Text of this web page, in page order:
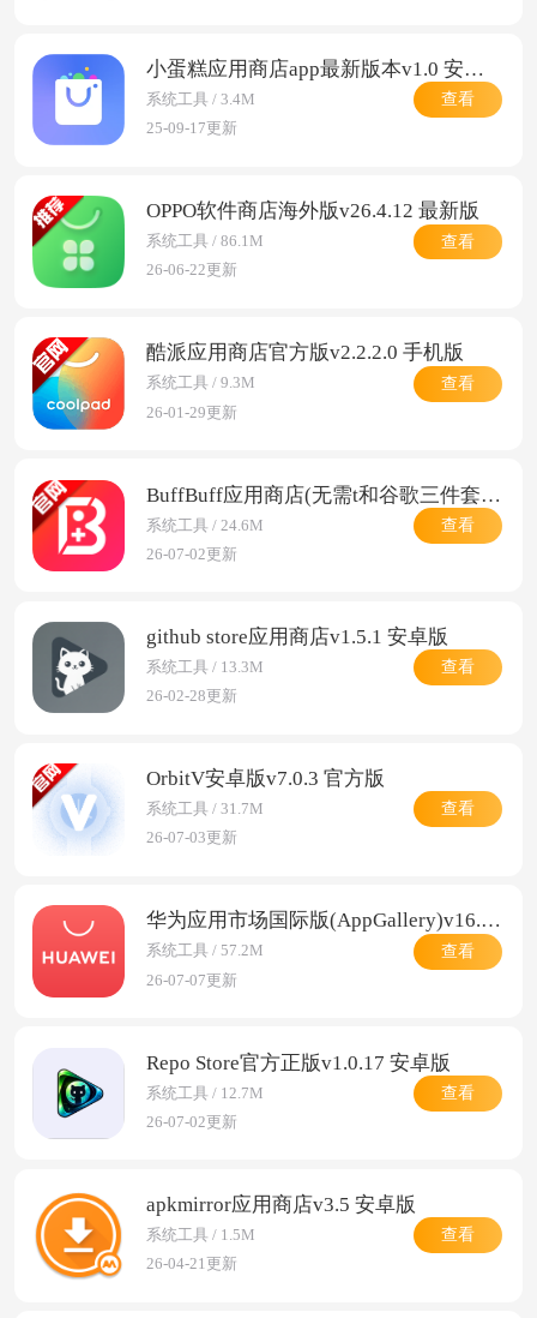
小蛋糕应用商店app最新版本v1.0 安卓版
系统工具 / 3.4M
25-09-17更新
查看
OPPO软件商店海外版v26.4.12 最新版
系统工具 / 86.1M
26-06-22更新
查看
酷派应用商店官方版v2.2.2.0 手机版
系统工具 / 9.3M
26-01-29更新
查看
BuffBuff应用商店(无需t和谷歌三件套)v1.01.3201 安卓版
系统工具 / 24.6M
26-07-02更新
查看
github store应用商店v1.5.1 安卓版
系统工具 / 13.3M
26-02-28更新
查看
OrbitV安卓版v7.0.3 官方版
系统工具 / 31.7M
26-07-03更新
查看
华为应用市场国际版(AppGallery)v16.4.1.301 安卓版
系统工具 / 57.2M
26-07-07更新
查看
Repo Store官方正版v1.0.17 安卓版
系统工具 / 12.7M
26-07-02更新
查看
apkmirror应用商店v3.5 安卓版
系统工具 / 1.5M
26-04-21更新
查看